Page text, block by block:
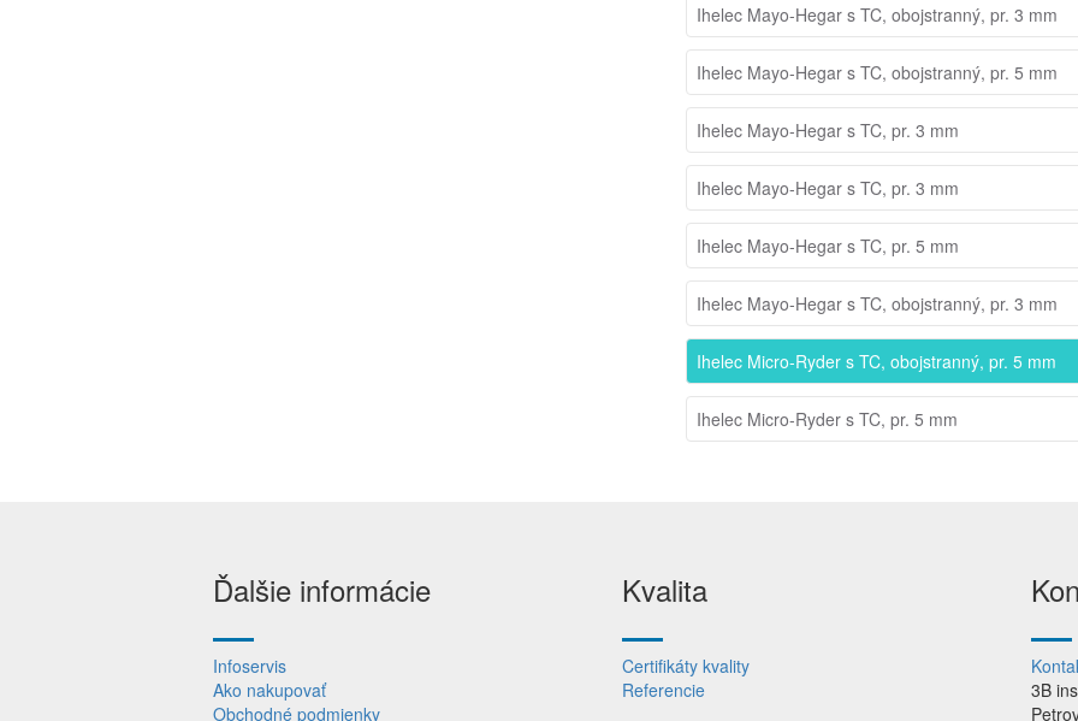
Ihelec Mayo-Hegar s TC, obojstranný, pr. 3 mm
Ihelec Mayo-Hegar s TC, obojstranný, pr. 5 mm
Ihelec Mayo-Hegar s TC, pr. 3 mm
Ihelec Mayo-Hegar s TC, pr. 3 mm
Ihelec Mayo-Hegar s TC, pr. 5 mm
Ihelec Mayo-Hegar s TC, obojstranný, pr. 3 mm
Ihelec Micro-Ryder s TC, obojstranný, pr. 5 mm
Ihelec Micro-Ryder s TC, pr. 5 mm
Ďalšie informácie
Infoservis
Ako nakupovať
Obchodné podmienky
Kvalita
Certifikáty kvality
Referencie
3B